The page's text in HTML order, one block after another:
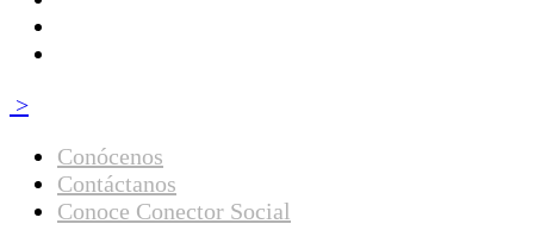
>
Conócenos
Contáctanos
Conoce Conector Social